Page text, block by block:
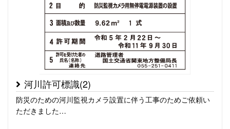
河川許可標識(2)
防災のための河川監視カメラ設置に伴う工事のためご依頼い
ただきました…